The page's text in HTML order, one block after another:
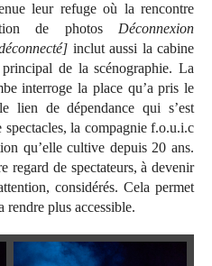
leur refuge où la rencontre
de photos Déconnexion
inclut aussi la cabine
de la scénographie. La
interroge la place qu’a pris le
lien de dépendance qui s’est
la compagnie f.o.u.i.c
qu’elle cultive depuis 20 ans.
regard de spectateurs, à devenir
considérés. Cela permet
plus accessible.